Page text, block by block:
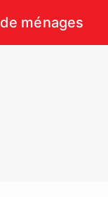
ménages